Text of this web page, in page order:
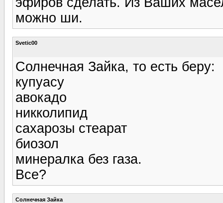
можно ши.
Svetic00
Солнечная Зайка, то есть беру:
купуасу
авокадо
никколипид
сахарозы стеарат
биозол
минералка без газа.
Все?
Солнечная Зайка